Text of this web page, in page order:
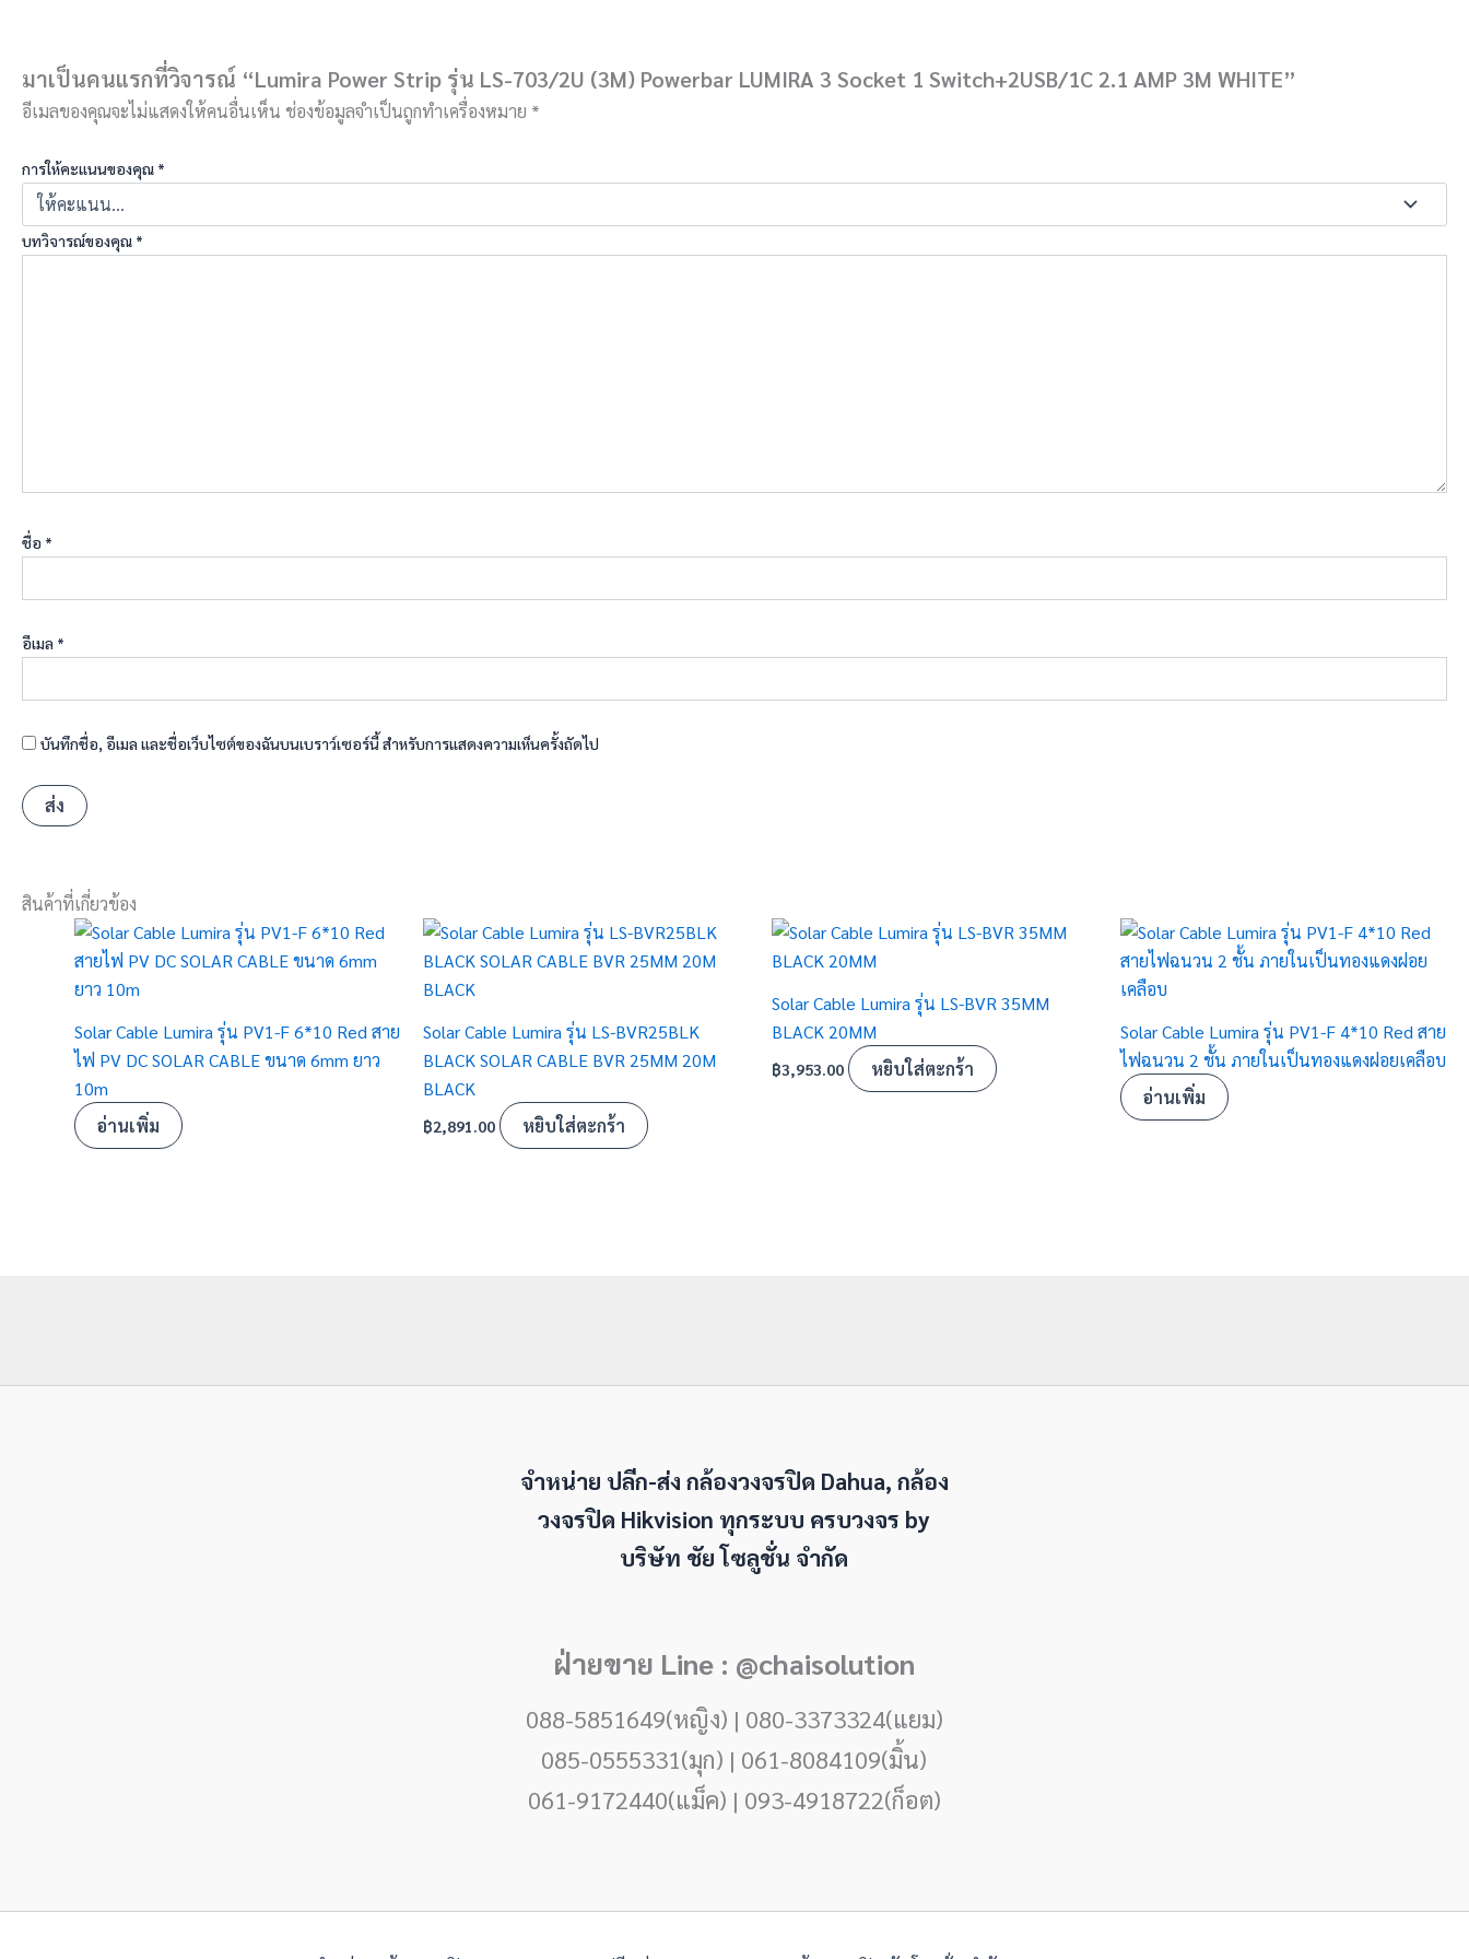
มาเป็นคนแรกที่วิจารณ์ “Lumira Power Strip รุ่น LS-703/2U (3M) Powerbar LUMIRA 3 Socket 1 Switch+2USB/1C 2.1 AMP 3M WHITE”
อีเมลของคุณจะไม่แสดงให้คนอื่นเห็น ช่องข้อมูลจำเป็นถูกทำเครื่องหมาย *
การให้คะแนนของคุณ *
บทวิจารณ์ของคุณ *
ชื่อ *
อีเมล *
บันทึกชื่อ, อีเมล และชื่อเว็บไซต์ของฉันบนเบราว์เซอร์นี้ สำหรับการแสดงความเห็นครั้งถัดไป
สินค้าที่เกี่ยวข้อง
Solar Cable Lumira รุ่น PV1-F 6*10 Red สาย
ไฟ PV DC SOLAR CABLE ขนาด 6mm ยาว
10m
อ่านเพิ่ม
Solar Cable Lumira รุ่น LS-BVR25BLK
BLACK SOLAR CABLE BVR 25MM 20M
BLACK
฿2,891.00 หยิบใส่ตะกร้า
Solar Cable Lumira รุ่น LS-BVR 35MM
BLACK 20MM
฿3,953.00 หยิบใส่ตะกร้า
Solar Cable Lumira รุ่น PV1-F 4*10 Red สาย
ไฟฉนวน 2 ชั้น ภายในเป็นทองแดงฝอยเคลือบ
อ่านเพิ่ม
จำหน่าย ปลีก-ส่ง กล้องวงจรปิด Dahua, กล้อง
วงจรปิด Hikvision ทุกระบบ ครบวงจร by
บริษัท ชัย โซลูชั่น จำกัด
ฝ่ายขาย Line : @chaisolution
088-5851649(หญิง) | 080-3373324(แยม)
085-0555331(มุก) | 061-8084109(มิ้น)
061-9172440(แม็ค) | 093-4918722(ก็อต)